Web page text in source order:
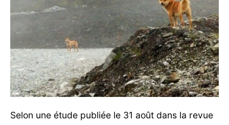
Selon une étude publiée le 31 août dans la revue